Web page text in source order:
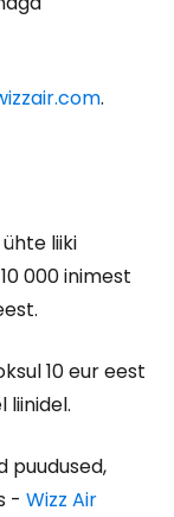
.
liiki
000 inimest
10 eur eest
liinidel.
puudused,
- Wizz Air